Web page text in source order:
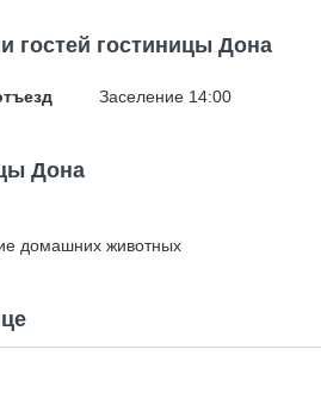
гостей гостиницы Дона
Заселение 14:00
Дона
домашних животных